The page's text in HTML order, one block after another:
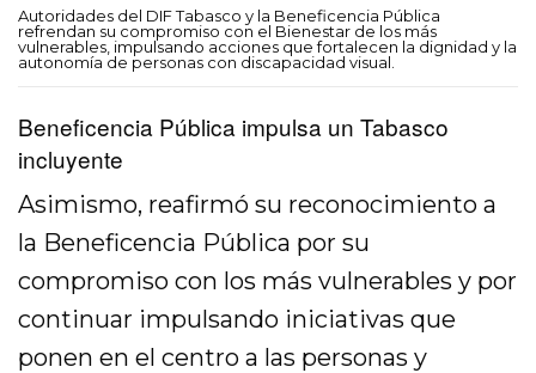
Autoridades del DIF Tabasco y la Beneficencia Pública
refrendan su compromiso con el Bienestar de los más
vulnerables, impulsando acciones que fortalecen la dignidad y la
autonomía de personas con discapacidad visual.
Beneficencia Pública impulsa un Tabasco
incluyente
Asimismo, reafirmó su reconocimiento a
la Beneficencia Pública por su
compromiso con los más vulnerables y por
continuar impulsando iniciativas que
ponen en el centro a las personas y